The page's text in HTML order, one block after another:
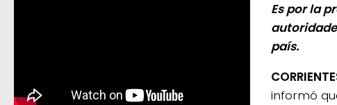
Es por la
país.
informó